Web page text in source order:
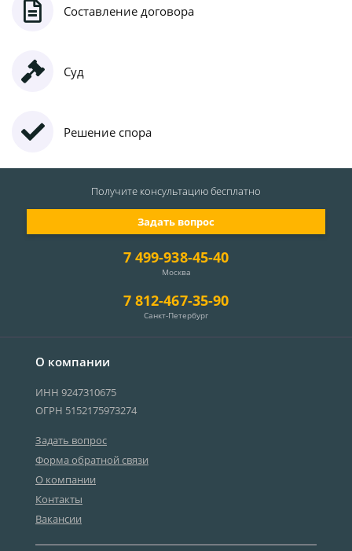
Составление договора
Суд
Решение спора
О компании
ИНН 9247310675
ОГРН 5152175973274
Задать вопрос
Форма обратной связи
О компании
Контакты
Вакансии
7 499-938-45-40
Москва
7 812-467-35-90
Санкт-Петербург
Задать вопрос
Получите консультациюбесплатно